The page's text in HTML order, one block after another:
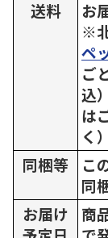
送料
お
※
ペ
ご
込
は
く）
同梱等
こ
同
お届け
商